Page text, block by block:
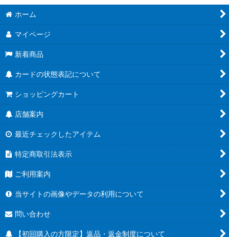
ホーム
マイページ
新着商品
カードの状態表記について
ショッピングカート
店舗案内
最近チェックしたアイテム
特定商取引法表示
ご利用案内
当サイトの画像やデータの利用について
問い合わせ
【初回購入の方限定】返品・返金制度について